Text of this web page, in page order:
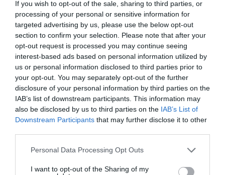
If you wish to opt-out of the sale, sharing to third parties, or
processing of your personal or sensitive information for
targeted advertising by us, please use the below opt-out
section to confirm your selection. Please note that after your
opt-out request is processed you may continue seeing
interest-based ads based on personal information utilized by
us or personal information disclosed to third parties prior to
your opt-out. You may separately opt-out of the further
disclosure of your personal information by third parties on the
IAB’s list of downstream participants. This information may
also be disclosed by us to third parties on the IAB’s List of
Downstream Participants that may further disclose it to other
Please note that this website/app uses one or more Google
not limited to your visit or usage behaviour. You may click to
Personal Data Processing Opt Outs
I want to opt-out of the Sharing of my
εκτιμήσεις. Η πρό...
05 Αυγούστου 2026
διαβάστε επίσης
περισσότερες ειδήσεις από το lykavitos.gr